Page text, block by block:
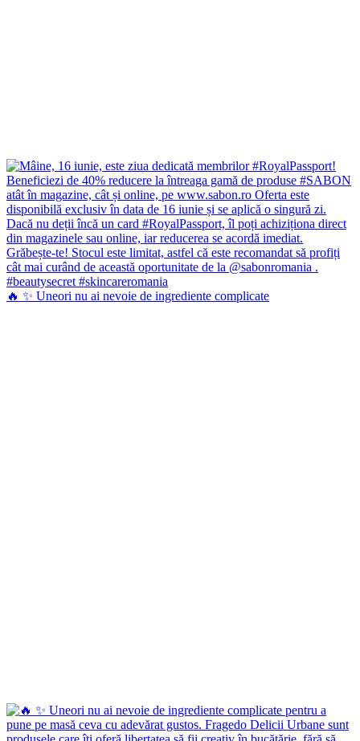
🔥 ✨ Uneori nu ai nevoie de ingrediente complicate